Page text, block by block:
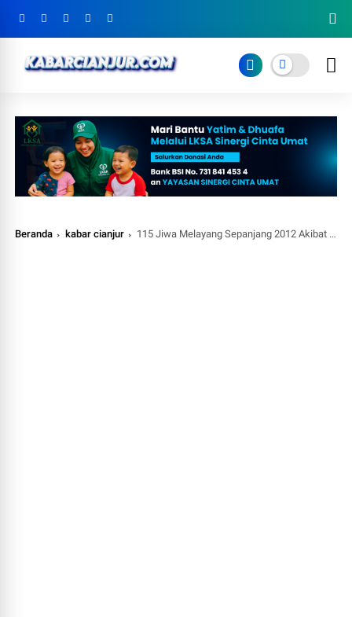
Beranda kabar cianjur 115 Jiwa Melayang Sepanjang 2012 Akibat Kecelakaan Lalu Lintas